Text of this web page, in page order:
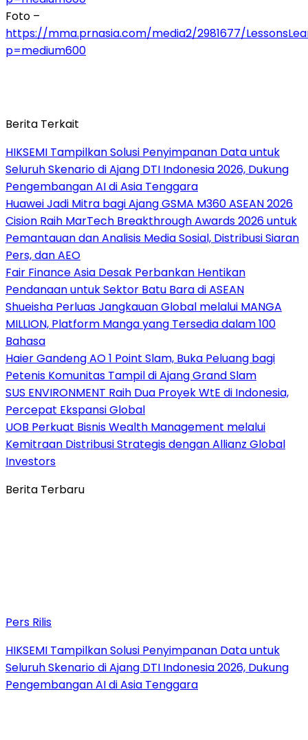
Foto –
https://mma.prnasia.com/media2/2981677/
p=medium600
Berita Terkait
HIKSEMI Tampilkan Solusi Penyimpanan Data untuk
Seluruh Skenario di Ajang DTI Indonesia 2026, Dukung
Pengembangan AI di Asia Tenggara
Huawei Jadi Mitra bagi Ajang GSMA M360 ASEAN 2026
Cision Raih MarTech Breakthrough Awards 2026 untuk
Pemantauan dan Analisis Media Sosial, Distribusi Siaran
Pers, dan AEO
Fair Finance Asia Desak Perbankan Hentikan
Pendanaan untuk Sektor Batu Bara di ASEAN
Shueisha Perluas Jangkauan Global melalui MANGA
MILLION, Platform Manga yang Tersedia dalam 100
Bahasa
Haier Gandeng AO 1 Point Slam, Buka Peluang bagi
Petenis Komunitas Tampil di Ajang Grand Slam
SUS ENVIRONMENT Raih Dua Proyek WtE di Indonesia,
Percepat Ekspansi Global
UOB Perkuat Bisnis Wealth Management melalui
Kemitraan Distribusi Strategis dengan Allianz Global
Investors
Berita Terbaru
Pers Rilis
HIKSEMI Tampilkan Solusi Penyimpanan Data untuk
Seluruh Skenario di Ajang DTI Indonesia 2026, Dukung
Pengembangan AI di Asia Tenggara